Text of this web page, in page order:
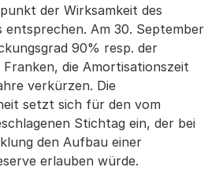
der Wirksamkeit des
entsprechen. Am 30. September
90% resp. der
die Amortisationszeit
verkürzen. Die
setzt sich für den vom
Stichtag ein, der bei
den Aufbau einer
erlauben würde.